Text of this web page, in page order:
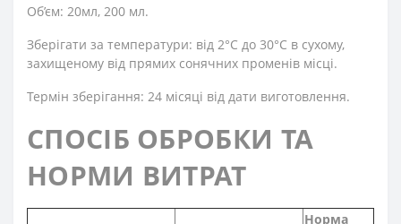
Об’єм: 20мл, 200 мл.
Зберігати за температури: від 2°С до 30°С в сухому,
захищеному від прямих сонячних променів місці.
Термін зберігання: 24 місяці від дати виготовлення.
СПОСІБ ОБРОБКИ ТА
НОРМИ ВИТРАТ
Норма